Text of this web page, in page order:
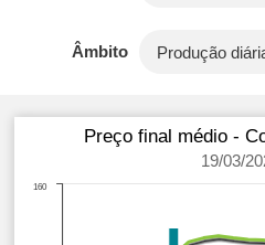
Âmbito
Preço final médio -
19/03/
160